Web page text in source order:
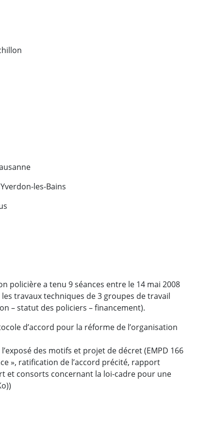
les-Bains
policière a tenu 9 séances entre le 14 mai 2008
les travaux techniques de 3 groupes de travail
– statut des policiers – financement).
d’accord pour la réforme de l’organisation
des motifs et projet de décret (EMPD 166
», ratification de l’accord précité, rapport
et consorts concernant la loi-cadre pour une